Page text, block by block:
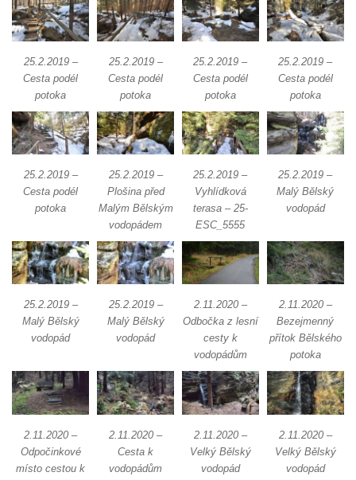
25.2.2019 –
Cesta podél
potoka
25.2.2019 –
Cesta podél
potoka
25.2.2019 –
Cesta podél
potoka
25.2.2019 –
Cesta podél
potoka
25.2.2019 –
Cesta podél
potoka
25.2.2019 –
Plošina před
Malým Bělským
vodopádem
25.2.2019 –
Vyhlídková
terasa – 25-
ESC_5555
25.2.2019 –
Malý Bělský
vodopád
25.2.2019 –
Malý Bělský
vodopád
25.2.2019 –
Malý Bělský
vodopád
2.11.2020 –
Odbočka z lesní
cesty k
vodopádům
2.11.2020 –
Bezejmenný
přítok Bělského
potoka
2.11.2020 –
Odpočinkové
místo cestou k
2.11.2020 –
Cesta k
vodopádům
2.11.2020 –
Velký Bělský
vodopád
2.11.2020 –
Velký Bělský
vodopád